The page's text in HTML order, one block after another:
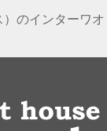
のインターワオ